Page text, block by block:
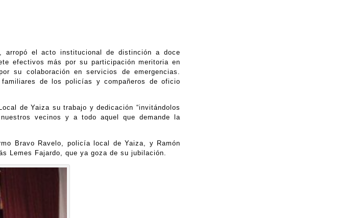
arropó el acto institucional de distinción a doce
efectivos más por su participación meritoria en
su colaboración en servicios de emergencias.
de los policías y compañeros de oficio
de Yaiza su trabajo y dedicación “invitándolos
vecinos y a todo aquel que demande la
Bravo Ravelo, policía local de Yaiza, y Ramón
Lemes Fajardo, que ya goza de su jubilación.